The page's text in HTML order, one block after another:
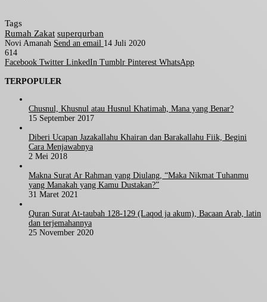
Tags
Rumah Zakat superqurban
Novi Amanah Send an email 14 Juli 2020
614
Facebook Twitter LinkedIn Tumblr Pinterest WhatsApp
TERPOPULER
Chusnul, Khusnul atau Husnul Khatimah, Mana yang Benar?
15 September 2017
Diberi Ucapan Jazakallahu Khairan dan Barakallahu Fiik, Begini
Cara Menjawabnya
2 Mei 2018
Makna Surat Ar Rahman yang Diulang, “Maka Nikmat Tuhanmu
yang Manakah yang Kamu Dustakan?”
31 Maret 2021
Quran Surat At-taubah 128-129 (Laqod ja akum), Bacaan Arab, latin
dan terjemahannya
25 November 2020